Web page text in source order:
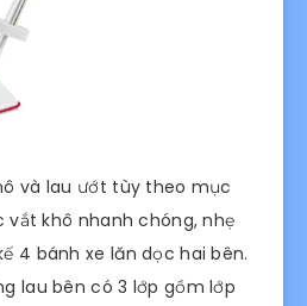
và lau ướt tùy theo mục
vắt khô nhanh chóng, nhẹ
4 bánh xe lăn dọc hai bên.
lau bên có 3 lớp gồm lớp